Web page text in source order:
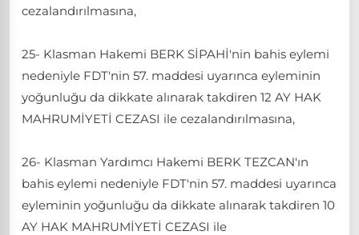
cezalandırılmasına,
25- Klasman Hakemi BERK SİPAHİ'nin bahis eylemi
nedeniyle FDT'nin 57. maddesi uyarınca eyleminin
yoğunluğu da dikkate alınarak takdiren 12 AY HAK
MAHRUMİYETİ CEZASI ile cezalandırılmasına,
26- Klasman Yardımcı Hakemi BERK TEZCAN'ın
bahis eylemi nedeniyle FDT'nin 57. maddesi uyarınca
eyleminin yoğunluğu da dikkate alınarak takdiren 10
AY HAK MAHRUMİYETİ CEZASI ile